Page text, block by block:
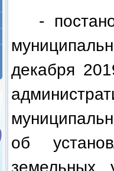
-
декабря
об
земельных